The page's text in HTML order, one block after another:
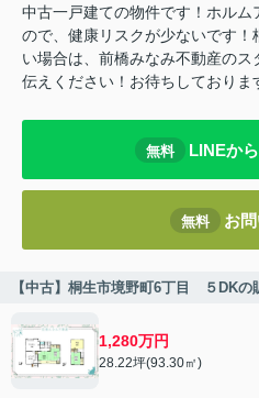
中古一戸建ての物件です！ホル
ので、健康リスクが少ないです
い場合は、前橋みなみ不動産の
伝えください！お待ちしておりま
無料 LINEか
無料 お
【中古】桐生市境野町6丁目 ５DKの
1,280万円
28.22坪(93.30㎡)